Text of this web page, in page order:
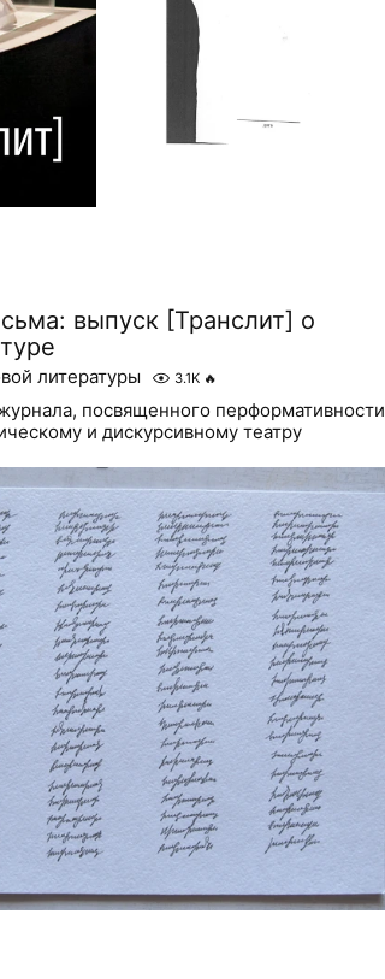
выпуск [Транслит] о
литературы 3.1K 🔥
посвященного перформативности
и дискурсивному театру